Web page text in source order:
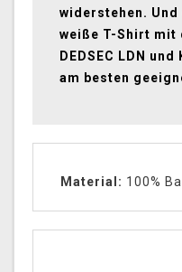
widerstehen.
weiße T-Shirt mit
DEDSEC LDN
am besten
Material: 100%